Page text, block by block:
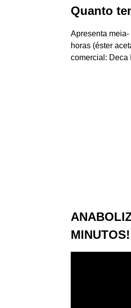
Quanto
Apresenta
horas (éster
comercial:
MINUTOS!